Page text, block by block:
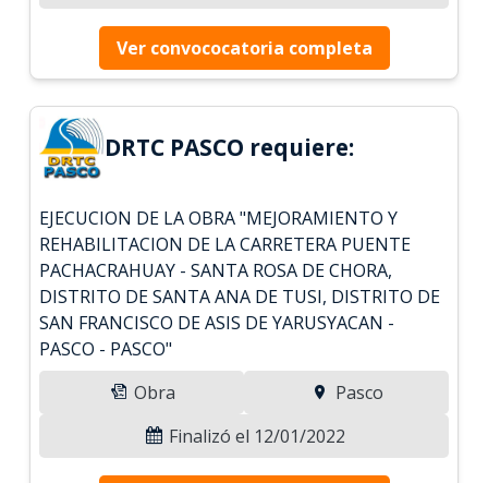
Ver convococatoria completa
DRTC PASCO requiere:
EJECUCION DE LA OBRA "MEJORAMIENTO Y
REHABILITACION DE LA CARRETERA PUENTE
PACHACRAHUAY - SANTA ROSA DE CHORA,
DISTRITO DE SANTA ANA DE TUSI, DISTRITO DE
SAN FRANCISCO DE ASIS DE YARUSYACAN -
PASCO - PASCO"
Obra
Pasco
Finalizó el 12/01/2022